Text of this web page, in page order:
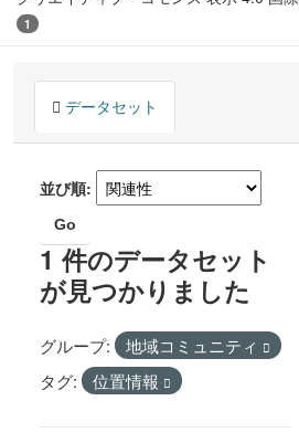
1
データセット
並び順
Go
1 件のデータセット
が見つかりました
グループ:
地域コミュニティ
タグ:
位置情報